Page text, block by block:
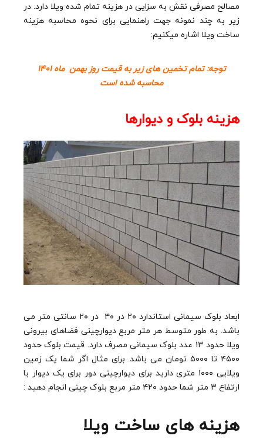
مصالح مصرفی نقش به سزایی در هزینه تمام شده ویلا دارد. در
زیر به چند نمونه جهت راهنمایی برای نحوه محاسبه هزینه
ساخت ویلا اشاره میکنیم:
توجه: تمام تخمین های زیر به قیمت روز بهمن ماه ۱۴۰۱
محاسبه شده است
هزینه بلوک و دیوارها
ابعاد بلوک سیمانی استاندارد ۲۰ در ۴۰ در ۲۰ سانتی متر می
باشد. به طور متوسط هر متر مربع دیوارچینی فضاهای بیرونی
ویلا حدود ۱۳ عدد بلوک سیمانی مصرف دارد. قیمت بلوک حدود
۴۵۰۰ تا ۵۰۰۰ تومان می باشد. برای مثال اگر شما یک زمین
ویلایی ۱۰۰۰ متری دارید برای دیوارچینی دور برای یک دیوار با
ارتفاع ۳ متر شما حدود ۴۲۰ متر مربع بلوک چینی انجام دهید :
هزینه های ساخت ویلا